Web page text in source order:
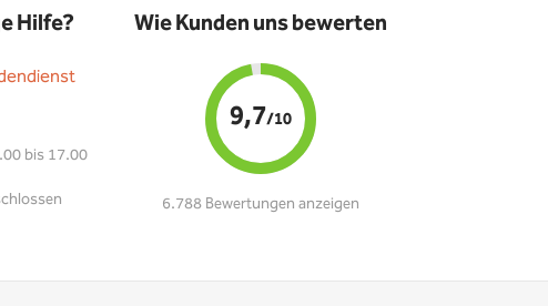
Hilfe?
bis 17.00
Wie Kunden uns bewerten
9,7/10
6.788 Bewertungen anzeigen